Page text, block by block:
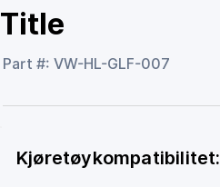
Title
Part #: VW-HL-GLF-007
Kjøretøykompatibilitet: